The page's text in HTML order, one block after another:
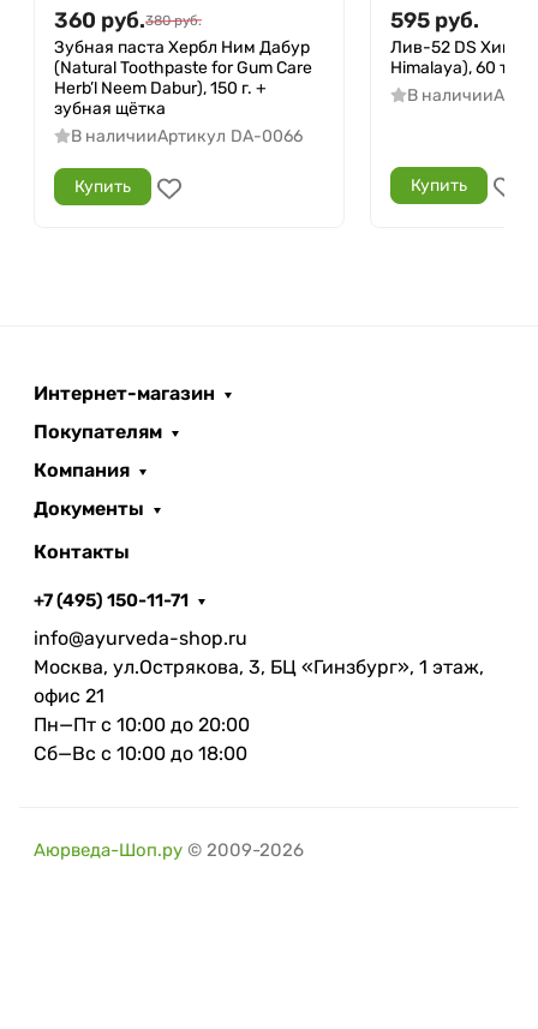
360 руб.380 руб.
Зубная паста Хербл Ним Дабур
(Natural Toothpaste for Gum Care
Herb’l Neem Dabur), 150 г. +
зубная щётка
В наличииАртикул DA-0066
Купить
595 руб.
Лив-52 DS
Himalaya), 60 таб.
В наличии
Купить
Интернет-магазин
Покупателям
Компания
Документы
Контакты
+7 (495) 150-11-71
info@ayurveda-shop.ru
Москва, ул.Острякова, 3, БЦ «Гинзбург», 1 этаж,
офис 21
Пн—Пт с 10:00 до 20:00
Сб—Вс с 10:00 до 18:00
Аюрведа-Шоп.ру © 2009-2026